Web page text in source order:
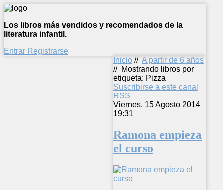
Los libros más vendidos y recomendados de la
literatura infantil.
Entrar Registrarse
Inicio // A partir de 6 años
// Mostrando libros por
etiqueta: Pizza
Suscribirse a este canal
RSS
Viernes, 15 Agosto 2014
19:31
Ramona empieza
el curso